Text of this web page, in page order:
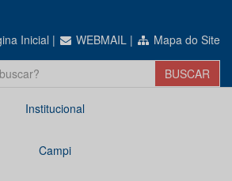
Inicial | WEBMAIL | Mapa do Site
Institucional
Campi